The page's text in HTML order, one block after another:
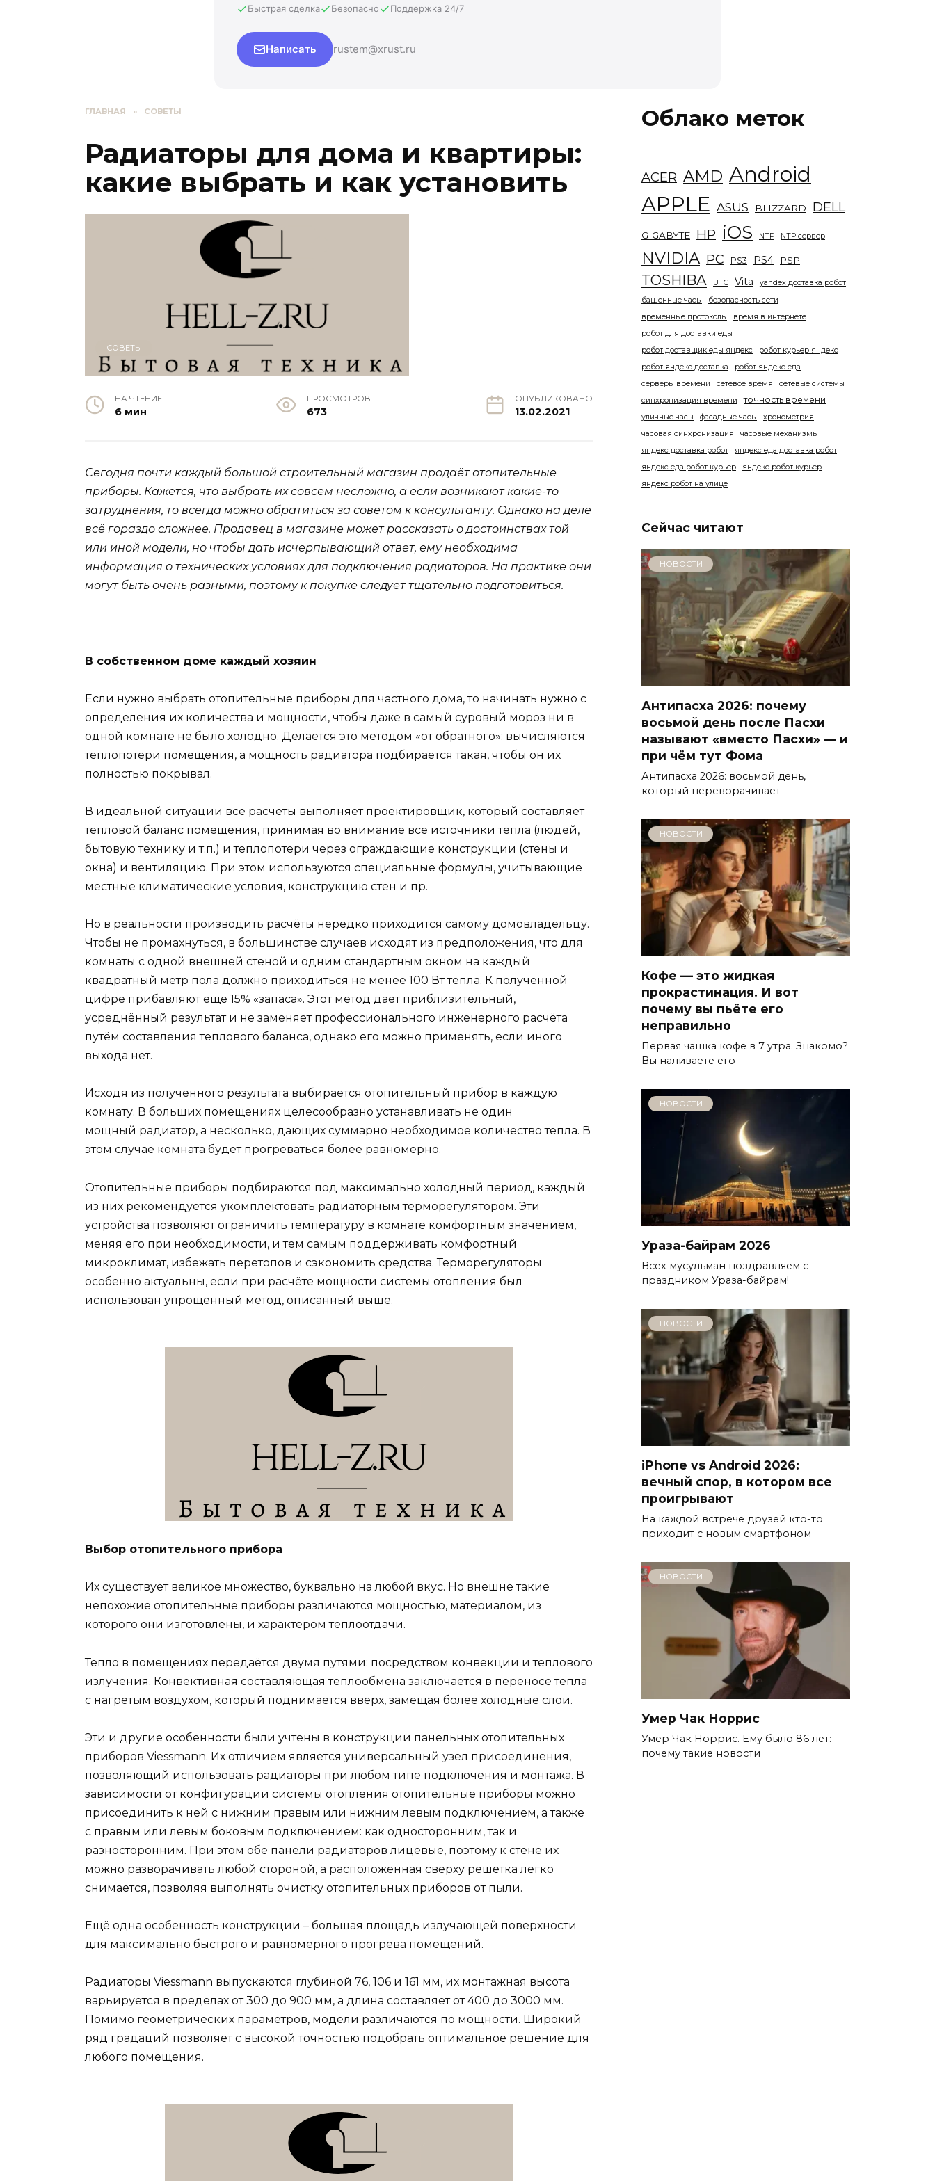
Быстрая сделка Безопасно Поддержка 24/7
Написать rustem@xrust.ru
ГЛАВНАЯ » СОВЕТЫ
Радиаторы для дома и квартиры:
какие выбрать и как установить
СОВЕТЫ
НА ЧТЕНИЕ
6 мин
ПРОСМОТРОВ
673
ОПУБЛИКОВАНО
13.02.2021
Сегодня почти каждый большой строительный магазин продаёт отопительные
приборы. Кажется, что выбрать их совсем несложно, а если возникают какие-то
затруднения, то всегда можно обратиться за советом к консультанту. Однако на деле
всё гораздо сложнее. Продавец в магазине может рассказать о достоинствах той
или иной модели, но чтобы дать исчерпывающий ответ, ему необходима
информация о технических условиях для подключения радиаторов. На практике они
могут быть очень разными, поэтому к покупке следует тщательно подготовиться.
В собственном доме каждый хозяин
Если нужно выбрать отопительные приборы для частного дома, то начинать нужно с
определения их количества и мощности, чтобы даже в самый суровый мороз ни в
одной комнате не было холодно. Делается это методом «от обратного»: вычисляются
теплопотери помещения, а мощность радиатора подбирается такая, чтобы он их
полностью покрывал.
В идеальной ситуации все расчёты выполняет проектировщик, который составляет
тепловой баланс помещения, принимая во внимание все источники тепла (людей,
бытовую технику и т.п.) и теплопотери через ограждающие конструкции (стены и
окна) и вентиляцию. При этом используются специальные формулы, учитывающие
местные климатические условия, конструкцию стен и пр.
Но в реальности производить расчёты нередко приходится самому домовладельцу.
Чтобы не промахнуться, в большинстве случаев исходят из предположения, что для
комнаты с одной внешней стеной и одним стандартным окном на каждый
квадратный метр пола должно приходиться не менее 100 Вт тепла. К полученной
цифре прибавляют еще 15% «запаса». Этот метод даёт приблизительный,
усреднённый результат и не заменяет профессионального инженерного расчёта
путём составления теплового баланса, однако его можно применять, если иного
выхода нет.
Исходя из полученного результата выбирается отопительный прибор в каждую
комнату. В больших помещениях целесообразно устанавливать не один
мощный радиатор, а несколько, дающих суммарно необходимое количество тепла. В
этом случае комната будет прогреваться более равномерно.
Отопительные приборы подбираются под максимально холодный период, каждый
из них рекомендуется укомплектовать радиаторным терморегулятором. Эти
устройства позволяют ограничить температуру в комнате комфортным значением,
меняя его при необходимости, и тем самым поддерживать комфортный
микроклимат, избежать перетопов и сэкономить средства. Терморегуляторы
особенно актуальны, если при расчёте мощности системы отопления был
использован упрощённый метод, описанный выше.
Выбор отопительного прибора
Их существует великое множество, буквально на любой вкус. Но внешне такие
непохожие отопительные приборы различаются мощностью, материалом, из
которого они изготовлены, и характером теплоотдачи.
Тепло в помещениях передаётся двумя путями: посредством конвекции и теплового
излучения. Конвективная составляющая теплообмена заключается в переносе тепла
с нагретым воздухом, который поднимается вверх, замещая более холодные слои.
Эти и другие особенности были учтены в конструкции панельных отопительных
приборов Viessmann. Их отличием является универсальный узел присоединения,
позволяющий использовать радиаторы при любом типе подключения и монтажа. В
зависимости от конфигурации системы отопления отопительные приборы можно
присоединить к ней с нижним правым или нижним левым подключением, а также
с правым или левым боковым подключением: как односторонним, так и
разносторонним. При этом обе панели радиаторов лицевые, поэтому к стене их
можно разворачивать любой стороной, а расположенная сверху решётка легко
снимается, позволяя выполнять очистку отопительных приборов от пыли.
Ещё одна особенность конструкции – большая площадь излучающей поверхности
для максимально быстрого и равномерного прогрева помещений.
Радиаторы Viessmann выпускаются глубиной 76, 106 и 161 мм, их монтажная высота
варьируется в пределах от 300 до 900 мм, а длина составляет от 400 до 3000 мм.
Помимо геометрических параметров, модели различаются по мощности. Широкий
ряд градаций позволяет с высокой точностью подобрать оптимальное решение для
любого помещения.
Облако меток
ACER AMD Android
APPLE ASUS BLIZZARD DELL
GIGABYTE HP iOS NTP NTP сервер
NVIDIA PC PS3 PS4 PSP
TOSHIBA UTC Vita
yandex доставка робот
башенные часы
безопасность сети
временные протоколы
время в интернете
робот для доставки еды
робот доставщик еды яндекс
робот курьер яндекс
робот яндекс доставка
робот яндекс еда
серверы времени
сетевое время
сетевые системы
синхронизация времени
точность времени
уличные часы фасадные часы
хронометрия
часовая синхронизация
часовые механизмы
яндекс доставка робот
яндекс еда доставка робот
яндекс еда робот курьер
яндекс робот курьер
яндекс робот на улице
Сейчас читают
НОВОСТИ
Антипасха 2026: почему
восьмой день после Пасхи
называют «вместо Пасхи» — и
при чём тут Фома
Антипасха 2026: восьмой день,
который переворачивает
НОВОСТИ
Кофе — это жидкая
прокрастинация. И вот
почему вы пьёте его
неправильно
Первая чашка кофе в 7 утра. Знакомо?
Вы наливаете его
НОВОСТИ
Ураза-байрам 2026
Всех мусульман поздравляем с
праздником Ураза-байрам!
НОВОСТИ
iPhone vs Android 2026:
вечный спор, в котором все
проигрывают
На каждой встрече друзей кто-то
приходит с новым смартфоном
НОВОСТИ
Умер Чак Норрис
Умер Чак Норрис. Ему было 86 лет:
почему такие новости